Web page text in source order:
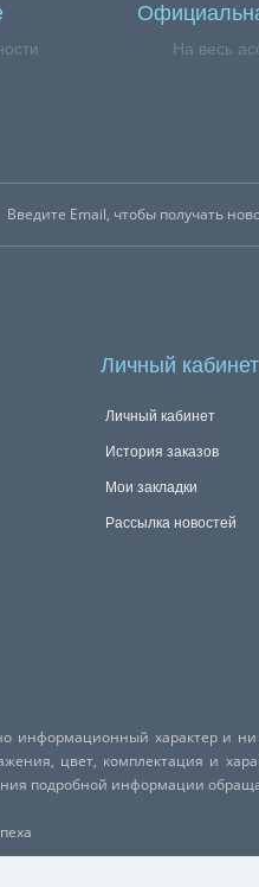
На весь
Личный кабинет
Личный кабинет
История заказов
Мои закладки
Рассылка новостей
информационный характер и ни
цвет, комплектация и
подробной информации